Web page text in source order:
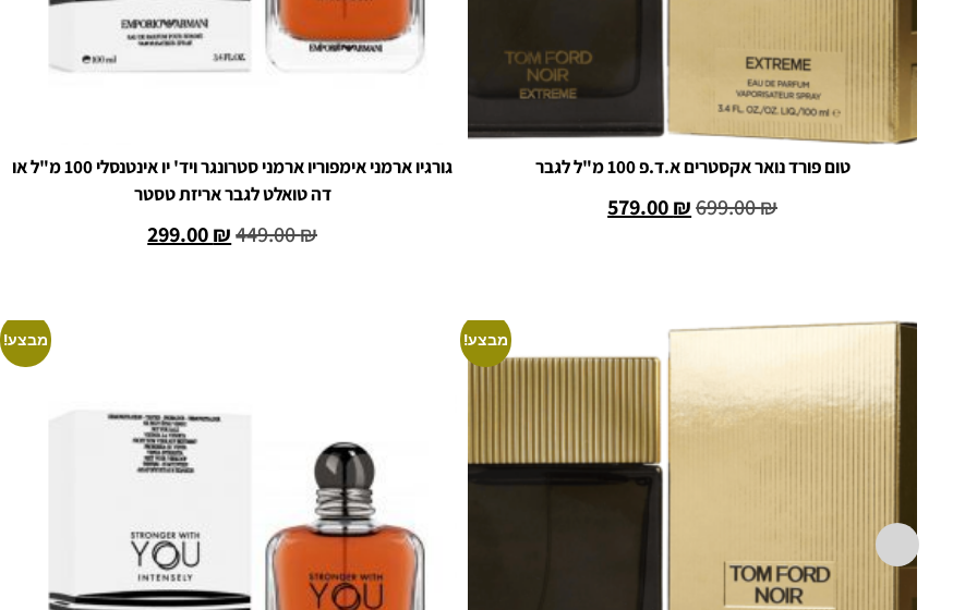
גורגיו ארמני אימפוריו ארמני סטרונגר ויד' יו אינטנסלי 100 מ"ל או
דה טואלט לגבר אריזת טסטר
449.00₪
299.00₪
טום פורד נואר אקסטרים א.ד.פ 100 מ"ל לגבר
699.00₪
579.00₪
מבצע! מבצע!